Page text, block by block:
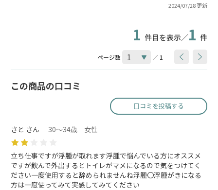
2024/07/28 更新
1 件目を表示／1 件
ページ数 ／ 1
この商品の口コミ
口コミを投稿する
さと さん 30～34歳 女性
立ち仕事ですが浮腫が取れます浮腫で悩んでいる方にオススメ
ですが飲んで外出するとトイレがマメになるので気をつけてく
ださい一度使用すると辞められませんね浮腫〇浮腫がきになる
方は一度使ってみて実感してみてください